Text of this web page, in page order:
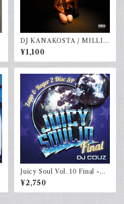
DJ KANAKOSTA / MILLIO
N DOLLAR PU$$Y vol.2
¥1,100
Juicy Soul Vol. 10 Final -Za
pp & Roger 2 Disc SP- / DJ
COUZ
¥2,750